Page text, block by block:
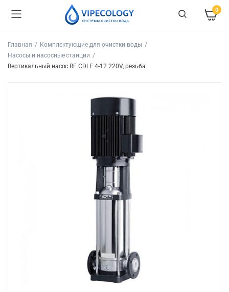
0
Главная
Комплектующие для очистки воды
Насосы и насосные станции
Вертикальный насос RF CDLF 4-12 220V, резьба